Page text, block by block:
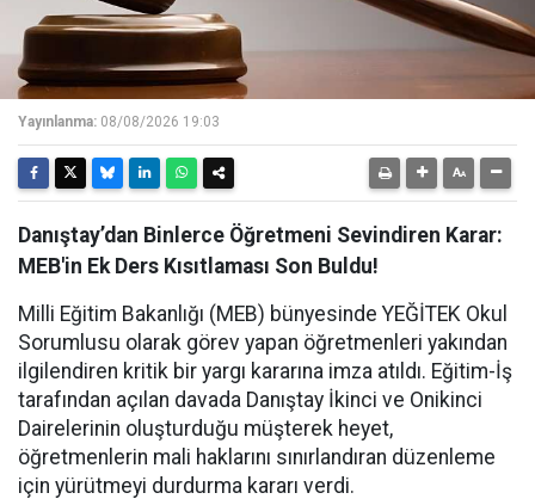
Yayınlanma: 08/08/2026 19:03
Danıştay’dan Binlerce Öğretmeni Sevindiren Karar:
MEB'in Ek Ders Kısıtlaması Son Buldu!
Milli Eğitim Bakanlığı (MEB) bünyesinde YEĞİTEK Okul
Sorumlusu olarak görev yapan öğretmenleri yakından
ilgilendiren kritik bir yargı kararına imza atıldı. Eğitim-İş
tarafından açılan davada Danıştay İkinci ve Onikinci
Dairelerinin oluşturduğu müşterek heyet,
öğretmenlerin mali haklarını sınırlandıran düzenleme
için yürütmeyi durdurma kararı verdi.